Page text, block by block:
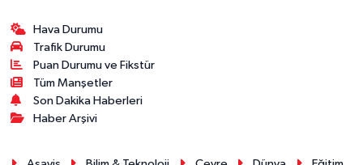
Hava Durumu
Trafik Durumu
Puan Durumu ve Fikstür
Tüm Manşetler
Son Dakika Haberleri
Haber Arşivi